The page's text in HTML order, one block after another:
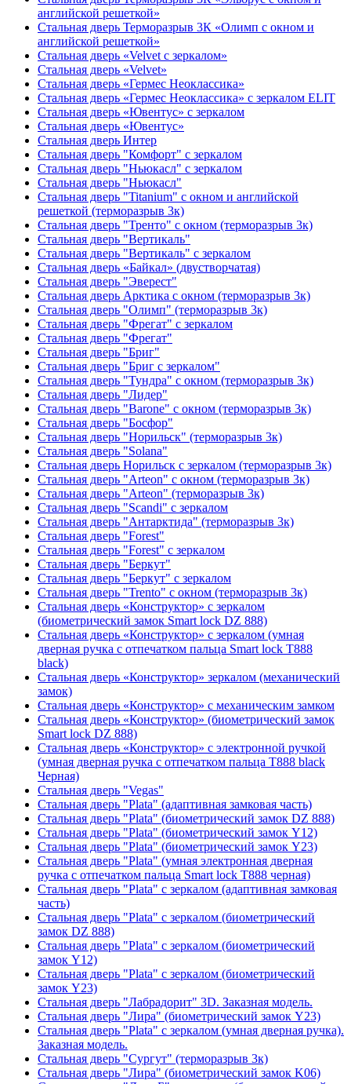
английской решеткой»
Стальная дверь Терморазрыв 3К «Олимп с окном и
английской решеткой»
Стальная дверь «Velvet с зеркалом»
Стальная дверь «Velvet»
Стальная дверь «Гермес Неоклассика»
Стальная дверь «Гермес Неоклассика» с зеркалом ELIT
Стальная дверь «Ювентус» с зеркалом
Стальная дверь «Ювентус»
Стальная дверь Интер
Стальная дверь "Комфорт" с зеркалом
Стальная дверь "Ньюкасл" с зеркалом
Стальная дверь "Ньюкасл"
Стальная дверь "Titanium" с окном и английской
решеткой (терморазрыв 3к)
Стальная дверь "Тренто" с окном (терморазрыв 3к)
Стальная дверь "Вертикаль"
Стальная дверь "Вертикаль" с зеркалом
Стальная дверь «Байкал» (двустворчатая)
Стальная дверь "Эверест"
Стальная дверь Арктика с окном (терморазрыв 3к)
Стальная дверь "Олимп" (терморазрыв 3к)
Стальная дверь "Фрегат" с зеркалом
Стальная дверь "Фрегат"
Стальная дверь "Бриг"
Стальная дверь "Бриг с зеркалом"
Стальная дверь "Тундра" с окном (терморазрыв 3к)
Стальная дверь "Лидер"
Стальная дверь "Barone" с окном (терморазрыв 3к)
Стальная дверь "Босфор"
Стальная дверь "Норильск" (терморазрыв 3к)
Стальная дверь "Solana"
Стальная дверь Норильск с зеркалом (терморазрыв 3к)
Стальная дверь "Arteon" с окном (терморазрыв 3к)
Стальная дверь "Arteon" (терморазрыв 3к)
Стальная дверь "Scandi" с зеркалом
Стальная дверь "Антарктида" (терморазрыв 3к)
Стальная дверь "Forest"
Стальная дверь "Forest" с зеркалом
Стальная дверь "Беркут"
Стальная дверь "Беркут" с зеркалом
Стальная дверь "Trento" с окном (терморазрыв 3к)
Стальная дверь «Конструктор» с зеркалом
(биометрический замок Smart lock DZ 888)
Стальная дверь «Конструктор» с зеркалом (умная
дверная ручка с отпечатком пальца Smart lock T888
black)
Стальная дверь «Конструктор» зеркалом (механический
замок)
Стальная дверь «Конструктор» с механическим замком
Стальная дверь «Конструктор» (биометрический замок
Smart lock DZ 888)
Стальная дверь «Конструктор» с электронной ручкой
(умная дверная ручка с отпечатком пальца T888 black
Черная)
Стальная дверь "Vegas"
Стальная дверь "Plata" (адаптивная замковая часть)
Стальная дверь "Plata" (биометрический замок DZ 888)
Стальная дверь "Plata" (биометрический замок Y12)
Стальная дверь "Plata" (биометрический замок Y23)
Стальная дверь "Plata" (умная электронная дверная
ручка с отпечатком пальца Smart lock T888 черная)
Стальная дверь "Plata" с зеркалом (адаптивная замковая
часть)
Стальная дверь "Plata" с зеркалом (биометрический
замок DZ 888)
Стальная дверь "Plata" с зеркалом (биометрический
замок Y12)
Стальная дверь "Plata" с зеркалом (биометрический
замок Y23)
Стальная дверь "Лабрадорит" 3D. Заказная модель.
Стальная дверь "Лира" (биометрический замок Y23)
Стальная дверь "Plata" с зеркалом (умная дверная ручка).
Заказная модель.
Стальная дверь "Сургут" (терморазрыв 3к)
Стальная дверь "Лира" (биометрический замок K06)